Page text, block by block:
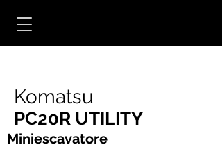
Komatsu
PC20R UTILITY
Miniescavatore